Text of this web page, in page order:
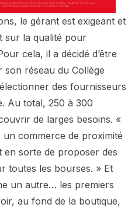
le gérant est exigeant et
sur la qualité pour
cela, il a décidé d’être
réseau du Collège
des fournisseurs
Au total, 250 à 300
de larges besoins. «
un commerce de proximité
en sorte de proposer des
toutes les bourses. » Et
un autre… les premiers
au fond de la boutique,